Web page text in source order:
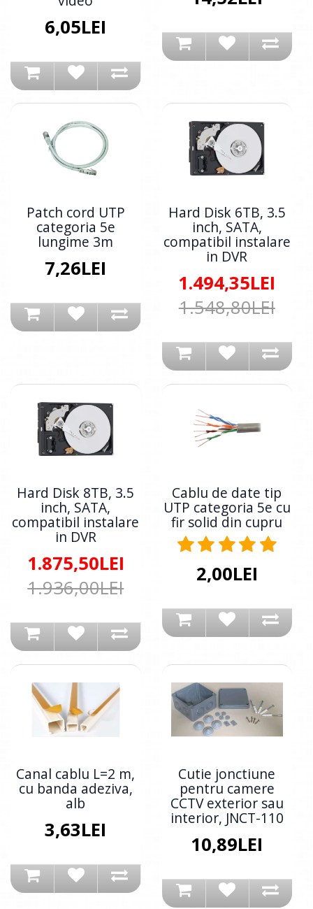
6,05LEI
Patch cord UTP
categoria 5e
lungime 3m
7,26LEI
Hard Disk 6TB, 3.5
inch, SATA,
compatibil instalare
in DVR
1.494,35LEI
1.548,80LEI
Hard Disk 8TB, 3.5
inch, SATA,
compatibil instalare
in DVR
1.875,50LEI
1.936,00LEI
Cablu de date tip
UTP categoria 5e cu
fir solid din cupru
2,00LEI
Canal cablu L=2 m,
cu banda adeziva,
alb
3,63LEI
Cutie jonctiune
pentru camere
CCTV exterior sau
interior, JNCT-110
10,89LEI